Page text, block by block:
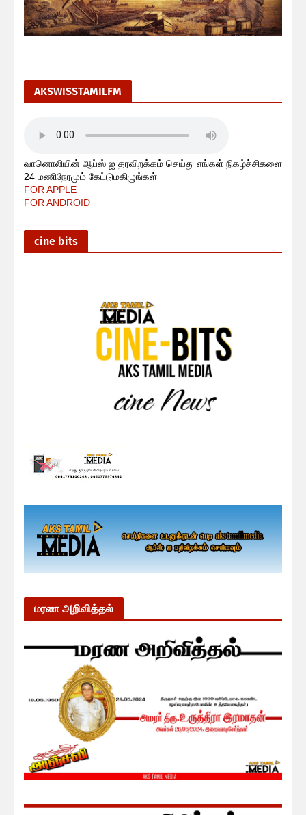
AKSWISSTAMILFM
வானொலியின் ஆப்ஸ் ஐ தரவிறக்கம் செய்து எங்கள் நிகழ்ச்சிகளை
24 மணிநேரமும் கேட்டுமகிழுங்கள்
FOR APPLE
FOR ANDROID
cine bits
மரண அறிவித்தல்